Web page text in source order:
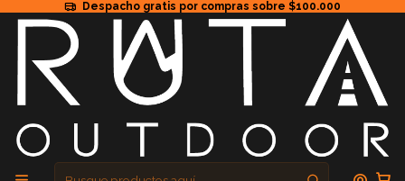
Despacho gratis por compras sobre $100.000